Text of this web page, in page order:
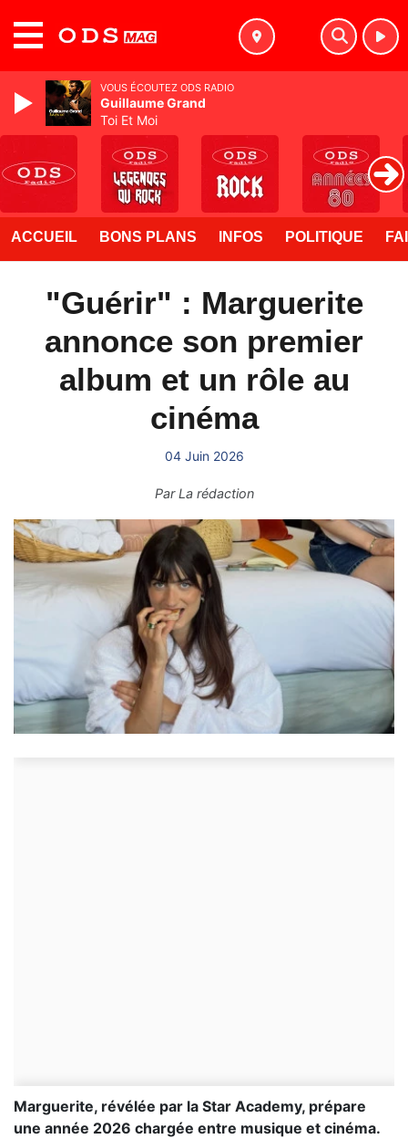
ACCUEIL BONS PLANS INFOS POLITIQUE
"Guérir" : Marguerite
annonce son premier
album et un rôle au
cinéma
04 Juin 2026
ParLa rédaction
Marguerite, révélée par la Star Academy, prépare
une année 2026 chargée entre musique et cinéma.
VOUS ÉCOUTEZ ODS RADIO
Guillaume Grand
Toi Et Moi